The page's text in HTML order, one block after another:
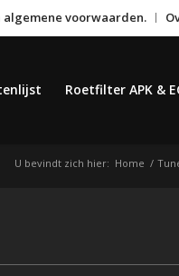
algemene voorwaarden.
Roetfilter APK &
U bevindt zich hier: Home /